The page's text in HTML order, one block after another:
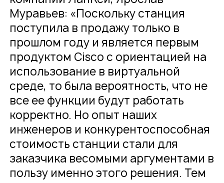
Муравьев: «Поскольку станция
поступила в продажу только в
прошлом году и является первым
продуктом Cisco с ориентацией на
использование в виртуальной
среде, то была вероятность, что не
все ее функции будут работать
корректно. Но опыт наших
инженеров и конкурентоспособная
стоимость станции стали для
заказчика весомыми аргументами в
пользу именно этого решения. Тем